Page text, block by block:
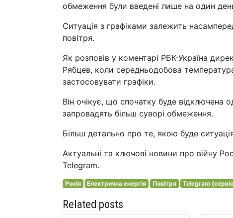
обмеження були введені лише на один
Ситуація з графіками залежить
повітря.
Як розповів у коментарі РБК-Україна
Рябцев, коли середньодобова
застосовувати графіки.
Він очікує, що спочатку буде
запровадять більш суворі обмеження.
Більш детально про те, якою буде
Актуальні та ключові новини про війну
Telegram.
Росія Електрична енергія Повітря Telegram
Related posts